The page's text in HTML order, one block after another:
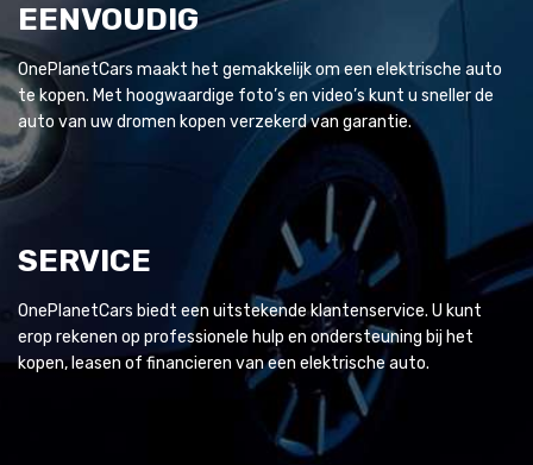
EENVOUDIG
OnePlanetCars maakt het gemakkelijk om een elektrische auto
te kopen. Met hoogwaardige foto’s en video’s kunt u sneller de
auto van uw dromen kopen verzekerd van garantie.
SERVICE
OnePlanetCars biedt een uitstekende klantenservice. U kunt
erop rekenen op professionele hulp en ondersteuning bij het
kopen, leasen of financieren van een elektrische auto.